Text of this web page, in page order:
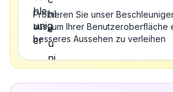
Probieren Sie unser
aus, um Ihrer Benutzeroberfläche
besseres Aussehen zu verleihen